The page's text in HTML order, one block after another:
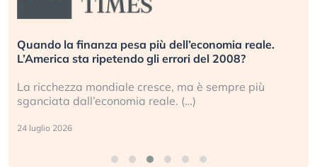
Quando la finanza pesa più dell’economia reale.
L’America sta ripetendo gli errori del 2008?
La ricchezza mondiale cresce, ma è sempre più
sganciata dall’economia reale. (…)
24 luglio 2026